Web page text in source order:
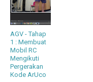
AGV - Tahap
1 : Membuat
Mobil RC
Mengikuti
Pergerakan
Kode ArUco